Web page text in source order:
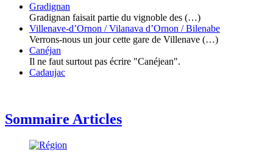
Gradignan
Gradignan faisait partie du vignoble des (…)
Villenave-d’Ornon / Vilanava d’Ornon / Bilenabe
Verrons-nous un jour cette gare de Villenave (…)
Canéjan
Il ne faut surtout pas écrire "Canéjean".
Cadaujac
Sommaire Articles